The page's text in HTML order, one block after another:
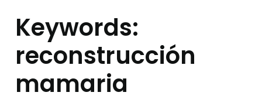
Keywords:
reconstrucción
mamaria